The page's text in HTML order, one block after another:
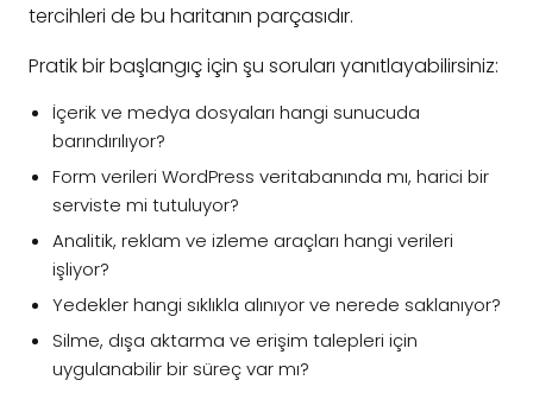
tercihleri de bu haritanın parçasıdır.
Pratik bir başlangıç için şu soruları yanıtlayabilirsiniz:
İçerik ve medya dosyaları hangi sunucuda
barındırılıyor?
Form verileri WordPress veritabanında mı, harici bir
serviste mi tutuluyor?
Analitik, reklam ve izleme araçları hangi verileri
işliyor?
Yedekler hangi sıklıkla alınıyor ve nerede saklanıyor?
Silme, dışa aktarma ve erişim talepleri için
uygulanabilir bir süreç var mı?